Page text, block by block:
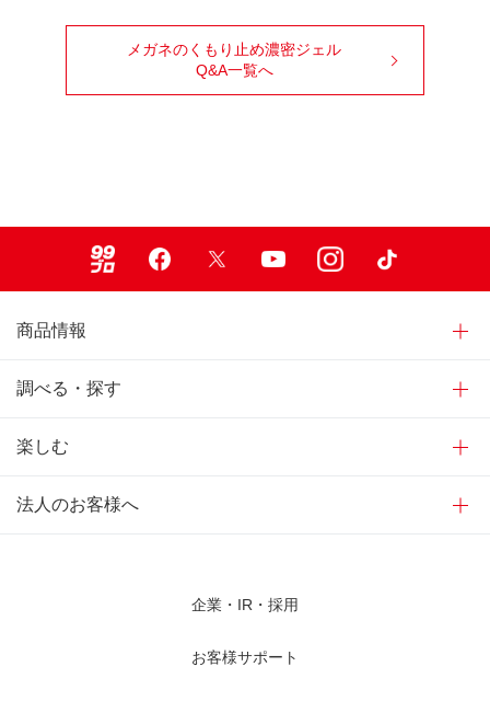
メガネのくもり止め濃密ジェル
Q&A一覧へ
商品情報
調べる・探す
楽しむ
法人のお客様へ
企業・IR・採用
お客様サポート